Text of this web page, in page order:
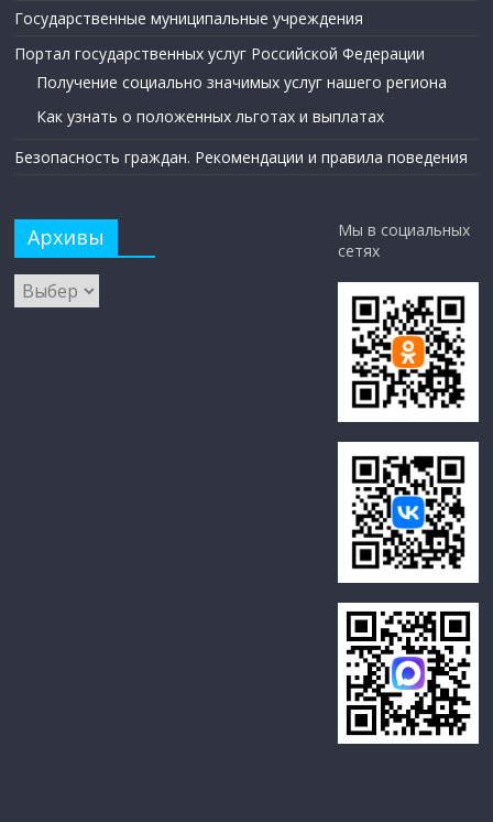
Государственные муниципальные учреждения
Портал государственных услуг Российской Федерации
Получение социально значимых услуг нашего региона
Как узнать о положенных льготах и выплатах
Безопасность граждан. Рекомендации и правила поведения
Архивы
Мы в социальных
сетях